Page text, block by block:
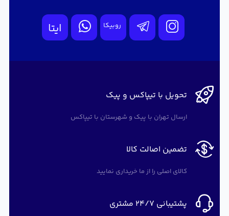
روبیکا ایتا
تحویل با تیپاکس و پیک
ارسال تهران با پیک و شهرستان با تیپاکس
تضمین اصالت کالا
کالای اصلی را از ما خریداری نمایید
پشتیبانی 24/7 مشتری